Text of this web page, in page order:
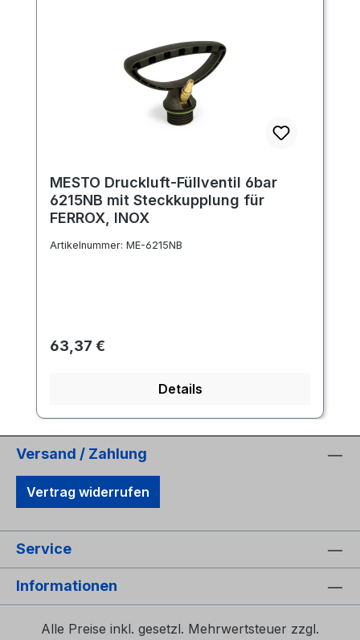
MESTO Druckluft-Füllventil 6bar
6215NB mit Steckkupplung für
FERROX, INOX
Artikelnummer: ME-6215NB
Regulärer Preis:
63,37 €
Details
Versand / Zahlung
Vertrag widerrufen
Service
Informationen
Alle Preise inkl. gesetzl. Mehrwertsteuer zzgl.